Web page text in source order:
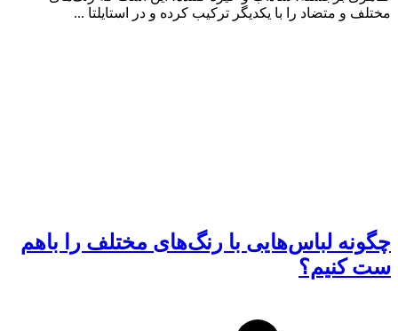
مختلف و متضاد را با یکدیگر ترکیب کرده و در استایلتا ...
چگونه لباس‌هایی با رنگ‌های مختلف را باهم
ست کنیم؟